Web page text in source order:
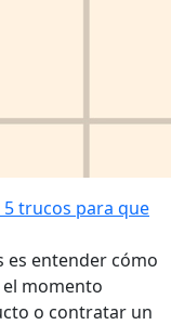
5 trucos para que
es entender cómo
momento
o contratar un